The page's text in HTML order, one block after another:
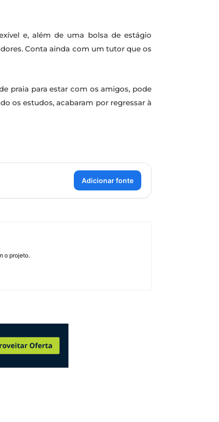
e, além de uma bolsa de estágio
Conta ainda com um tutor que os
praia para estar com os amigos, pode
os estudos, acabaram por regressar à
Adicionar fonte
o projeto.